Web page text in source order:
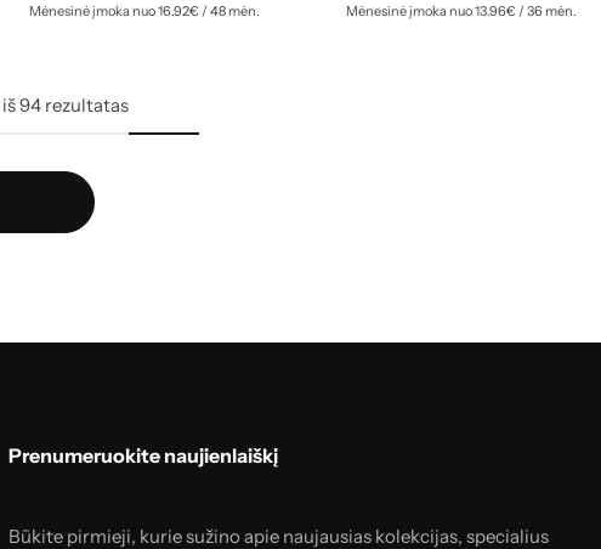
Mėnesinė įmoka nuo 16.92€ / 48 mėn. Mėnesinė įmoka nuo 13.96€ / 36 mėn.
iš94 rezultatas
Prenumeruokite naujienlaiškį
Būkite pirmieji, kurie sužino apie naujausias kolekcijas, specialius